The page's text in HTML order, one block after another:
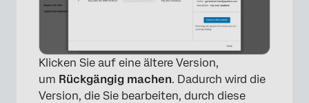
×
Klicken Sie auf eine ältere Version,
um Rückgängig machen. Dadurch wird die
Version, die Sie bearbeiten, durch diese